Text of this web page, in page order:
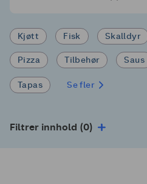
Kjøtt Fisk Skalldyr
Pizza Tilbehør Saus
Tapas Se fler
Filtrer innhold (0)